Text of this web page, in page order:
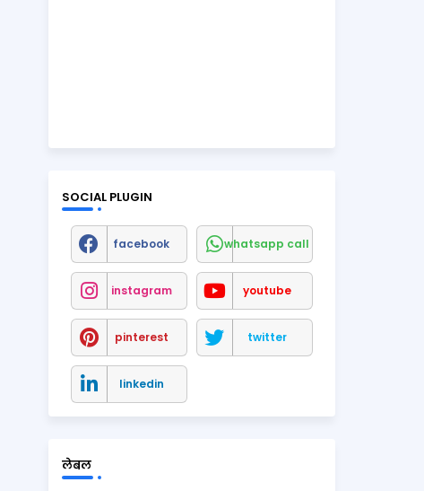
SOCIAL PLUGIN
facebook whatsapp call
instagram youtube
pinterest twitter
linkedin
लेबल